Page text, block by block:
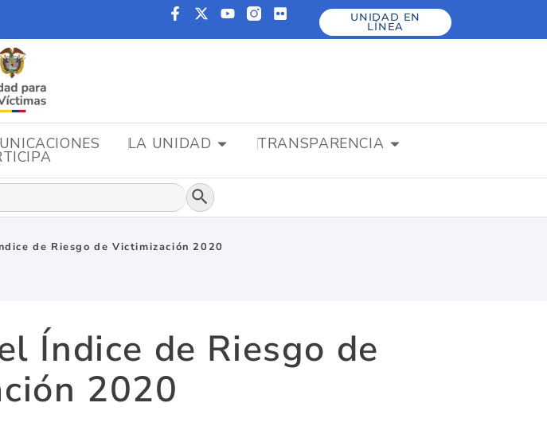
UNIDAD EN
LÍNEA
LA UNIDAD TRANSPARENCIA
Botón de búsqueda
de Riesgo de Victimización 2020
Índice de Riesgo de
2020